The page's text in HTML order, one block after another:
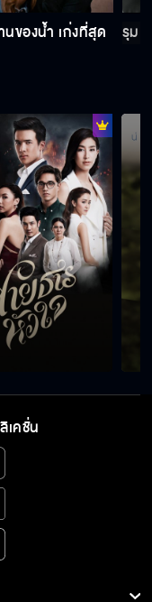
อกสารฉบับนี้ไปให้ตำรวจ
ธีหนึ่งที่จะหยุดทุกอย่าง
นพ่อ
ากรู้คือใครฆ่าพ่อแม่น้ำ
าสู่ Friend Zone
นของน้ำ เก่งที่สุด
รุมแ
เคชั่น